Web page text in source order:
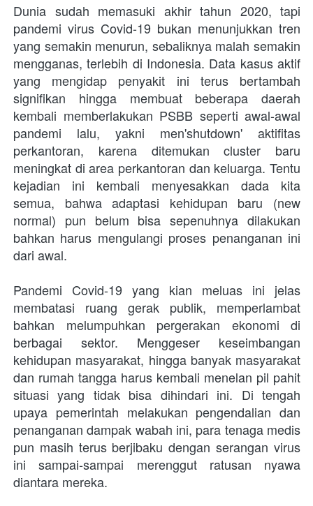
Dunia sudah memasuki akhir tahun 2020, tapi
pandemi virus Covid-19 bukan menunjukkan tren
yang semakin menurun, sebaliknya malah semakin
mengganas, terlebih di Indonesia. Data kasus aktif
yang mengidap penyakit ini terus bertambah
signifikan hingga membuat beberapa daerah
kembali memberlakukan PSBB seperti awal-awal
pandemi lalu, yakni men'shutdown' aktifitas
perkantoran, karena ditemukan cluster baru
meningkat di area perkantoran dan keluarga. Tentu
kejadian ini kembali menyesakkan dada kita
semua, bahwa adaptasi kehidupan baru (new
normal) pun belum bisa sepenuhnya dilakukan
bahkan harus mengulangi proses penanganan ini
dari awal.
Pandemi Covid-19 yang kian meluas ini jelas
membatasi ruang gerak publik, memperlambat
bahkan melumpuhkan pergerakan ekonomi di
berbagai sektor. Menggeser keseimbangan
kehidupan masyarakat, hingga banyak masyarakat
dan rumah tangga harus kembali menelan pil pahit
situasi yang tidak bisa dihindari ini. Di tengah
upaya pemerintah melakukan pengendalian dan
penanganan dampak wabah ini, para tenaga medis
pun masih terus berjibaku dengan serangan virus
ini sampai-sampai merenggut ratusan nyawa
diantara mereka.